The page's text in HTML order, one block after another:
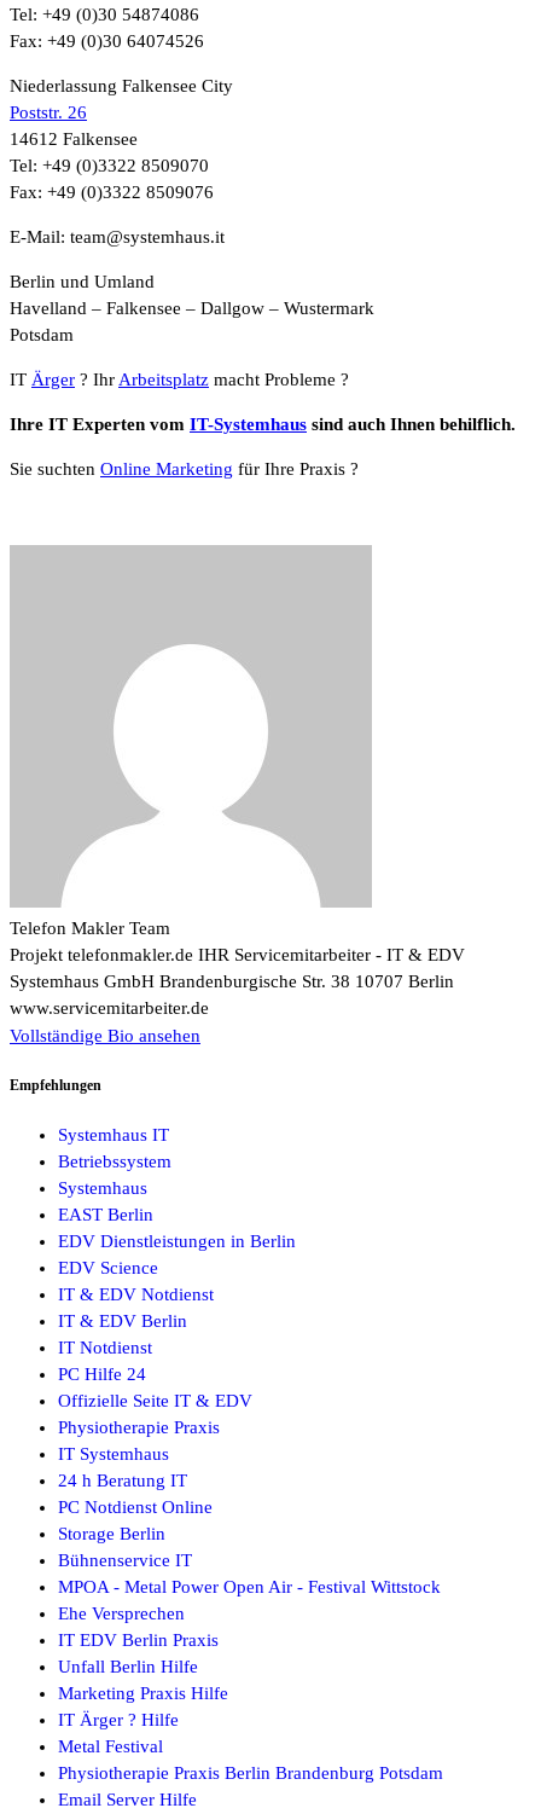
Tel: +49 (0)30 54874086
Fax: +49 (0)30 64074526
Niederlassung Falkensee City
Poststr. 26
14612 Falkensee
Tel: +49 (0)3322 8509070
Fax: +49 (0)3322 8509076
E-Mail: team@systemhaus.it
Berlin und Umland
Havelland – Falkensee – Dallgow – Wustermark
Potsdam
IT Ärger ? IhrArbeitsplatz macht Probleme ?
Ihre IT Experten vom IT-Systemhaus sind auch Ihnen behilflich.
Sie suchten Online Marketing für Ihre Praxis ?
Telefon Makler Team
Projekt telefonmakler.de IHR Servicemitarbeiter - IT & EDV
Systemhaus GmbH Brandenburgische Str. 38 10707 Berlin
www.servicemitarbeiter.de
Vollständige Bio ansehen
Empfehlungen
Systemhaus IT
Betriebssystem
Systemhaus
EAST Berlin
EDV Dienstleistungen in Berlin
EDV Science
IT & EDV Notdienst
IT & EDV Berlin
IT Notdienst
PC Hilfe 24
Offizielle Seite IT & EDV
Physiotherapie Praxis
IT Systemhaus
24 h Beratung IT
PC Notdienst Online
Storage Berlin
Bühnenservice IT
MPOA - Metal Power Open Air - Festival Wittstock
Ehe Versprechen
IT EDV Berlin Praxis
Unfall Berlin Hilfe
Marketing Praxis Hilfe
IT Ärger ? Hilfe
Metal Festival
Physiotherapie Praxis Berlin Brandenburg Potsdam
Email Server Hilfe